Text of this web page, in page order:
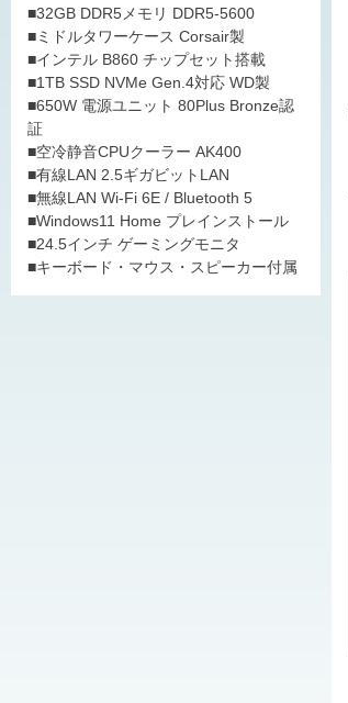
■32GB DDR5メモリ DDR5-5600
■ミドルタワーケース Corsair製
■インテル B860 チップセット搭載
■1TB SSD NVMe Gen.4対応 WD製
■650W 電源ユニット 80Plus Bronze認
証
■空冷静音CPUクーラー AK400
■有線LAN 2.5ギガビットLAN
■無線LAN Wi-Fi 6E / Bluetooth 5
■Windows11 Home プレインストール
■24.5インチ ゲーミングモニタ
■キーボード・マウス・スピーカー付属